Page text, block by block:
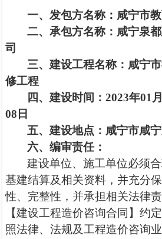
一、发包方名称： 咸宁市
二、承包方名称： 咸宁泉
司
三、建设工程名称： 咸宁市
修工程
四、建设时间：2023年01 月
08日
五、建设地点： 咸宁市咸
六、编审责任：
建设单位、施工单位必须
基建结算及相关资料，并充分
性、完整性，并承担相关法律
【建设工程造价咨询合同】约
照法律、法规及工程造价咨询